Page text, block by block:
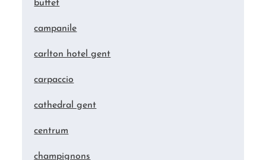
buffet
campanile
carlton hotel gent
carpaccio
cathedral gent
centrum
champignons